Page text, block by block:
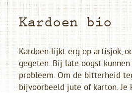
Kardoen bio
Kardoen lijkt erg op artisjok,
gegeten. Bij late oogst
probleem. Om de bitterheid
bijvoorbeeld jute of karton. Je